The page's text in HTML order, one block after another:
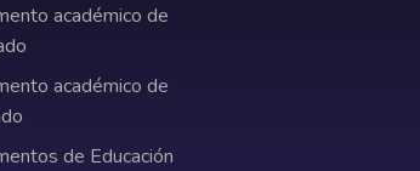
académico de
académico de
de Educación